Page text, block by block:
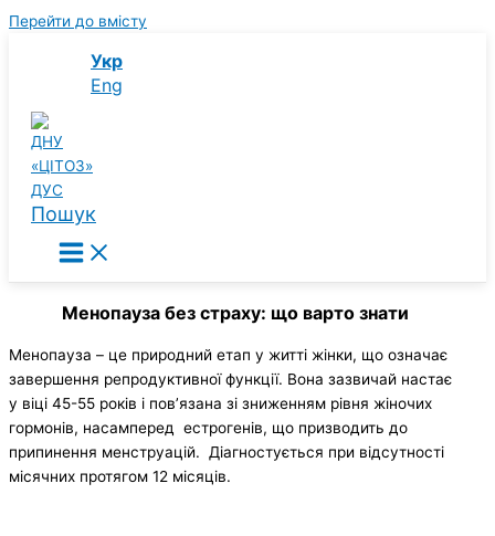
Перейти до вмісту
Укр
Eng
Пошук
Менопауза без страху: що варто знати
Менопауза – це природний етап у житті жінки, що означає
завершення репродуктивної функції. Вона зазвичай настає
у віці 45-55 років і пов’язана зі зниженням рівня жіночих
гормонів, насамперед естрогенів, що призводить до
припинення менструацій. Діагностується при відсутності
місячних протягом 12 місяців.